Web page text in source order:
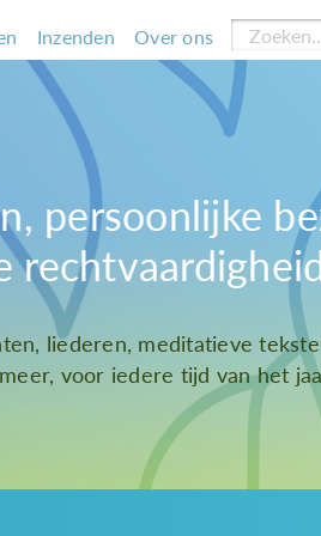
Inzenden Over ons
persoonlijke
liederen, meditatieve
voor iedere tijd van het